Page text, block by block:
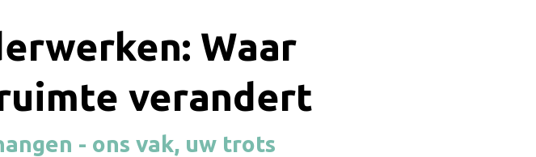
Waar
verandert
- ons vak, uw trots